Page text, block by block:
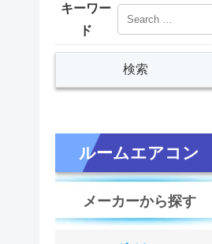
キーワー
ド
ルームエアコン
メーカーから探す